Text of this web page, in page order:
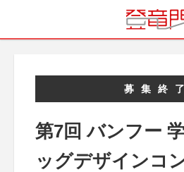
募集終
第7回 バンフー
ッグデザインコ